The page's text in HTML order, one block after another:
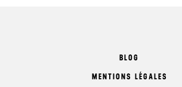
BLOG
MENTIONS LÉGALES